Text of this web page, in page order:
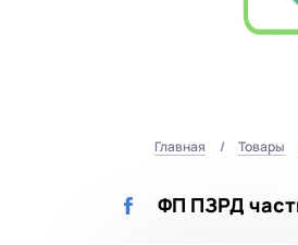
Главная Товары
ФП ПЗРД